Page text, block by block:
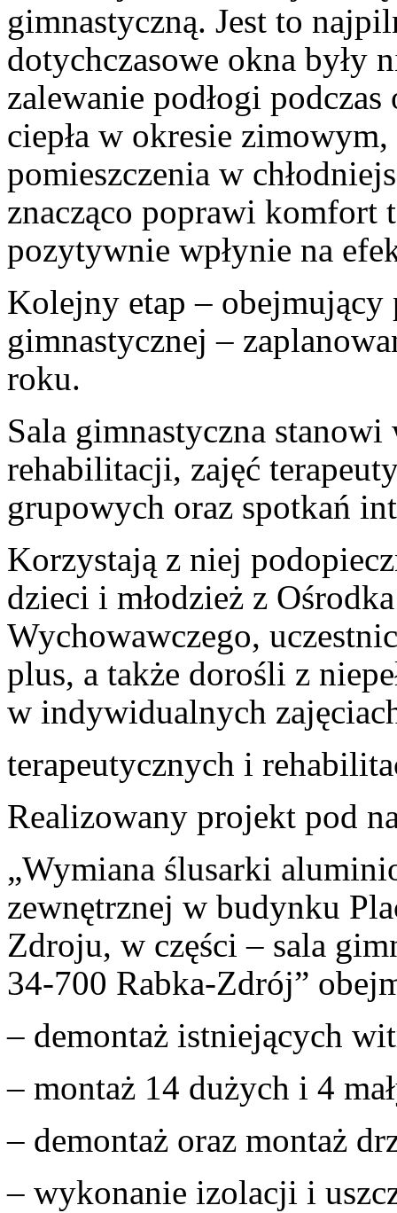
gimnastyczną. Jest to
dotychczasowe okna były
zalewanie podłogi
ciepła w okresie
pomieszczenia w
znacząco poprawi komfort
pozytywnie wpłynie na
Kolejny etap – obejmujący
gimnastycznej –
roku.
Sala gimnastyczna
rehabilitacji, zajęć
grupowych oraz spotkań
Korzystają z niej
dzieci i młodzież z
Wychowawczego,
plus, a także dorośli z
w indywidualnych
terapeutycznych i
Realizowany projekt pod
„Wymiana ślusarki
zewnętrznej w budynku
Zdroju, w części – sala
34-700 Rabka-Zdrój”
– demontaż istniejących
– montaż 14 dużych i 4
– demontaż oraz montaż
– wykonanie izolacji i